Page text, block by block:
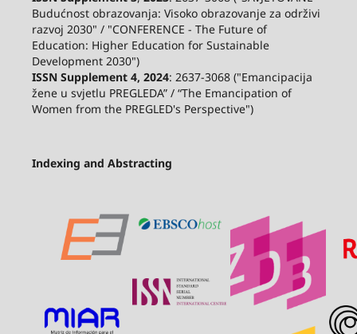
Budućnost obrazovanja: Visoko obrazovanje za održivi
razvoj 2030" / "CONFERENCE - The Future of
Education: Higher Education for Sustainable
Development 2030")
ISSN Supplement 4, 2024: 2637-3068 ("Emancipacija
žene u svjetlu PREGLEDA” / “The Emancipation of
Women from the PREGLED's Perspective")
Indexing and Abstracting